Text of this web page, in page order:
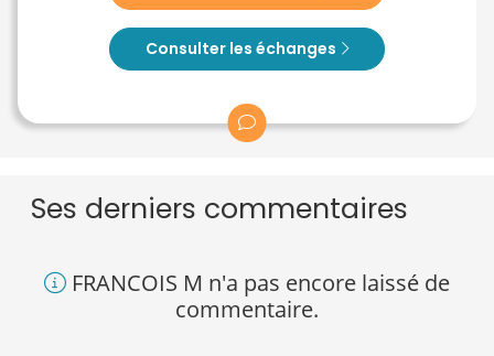
Consulter les échanges
Ses derniers commentaires
FRANCOIS M n'a pas encore laissé de
commentaire.